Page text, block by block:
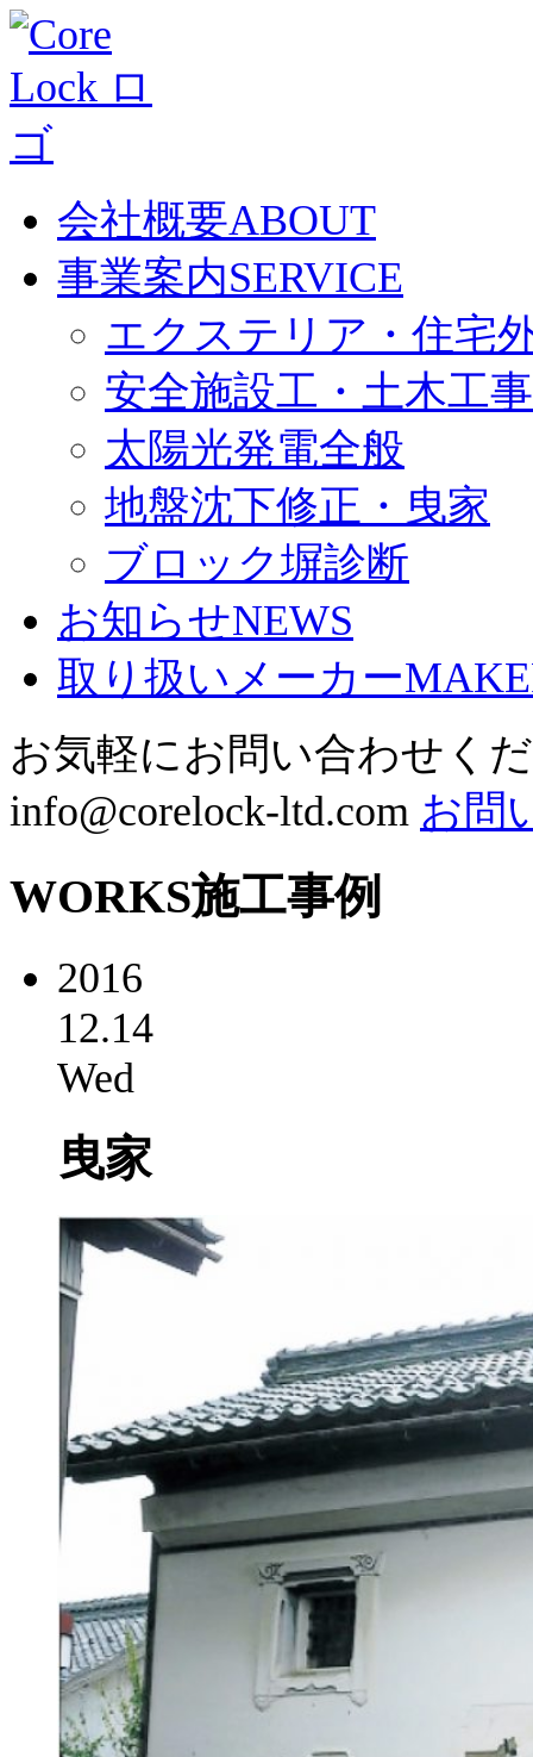
会社概要ABOUT
事業案内SERVICE
エクステリア・住宅
安全施設工・土木工事
太陽光発電全般
地盤沈下修正・曳家
ブロック塀診断
お知らせNEWS
取り扱いメーカー
お気軽にお問い合わせく
info@corelock-ltd.com お問
WORKS施工事例
2016
12.14
Wed
曳家